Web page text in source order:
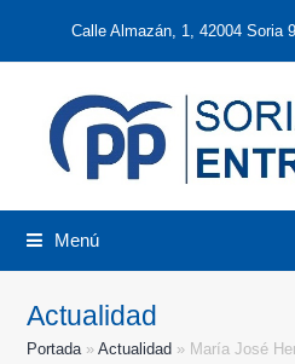
Calle Almazán, 1, 42004 Soria
Menú
Actualidad
Portada»Actualidad » María José